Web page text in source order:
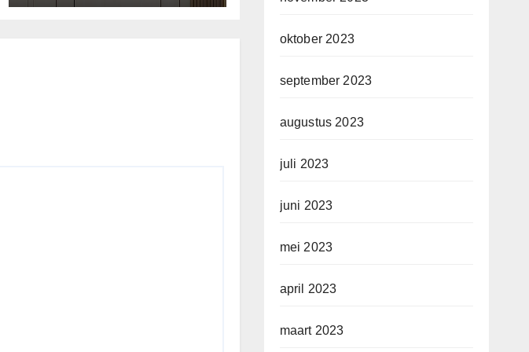
oktober 2023
september 2023
augustus 2023
juli 2023
juni 2023
mei 2023
april 2023
maart 2023